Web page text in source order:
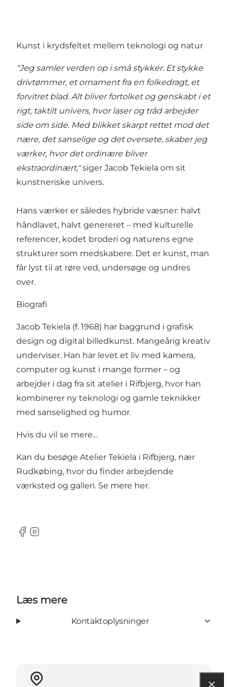
Kunst i krydsfeltet mellem teknologi og natur
"Jeg samler verden op i små stykker. Et stykke
drivtømmer, et ornament fra en folkedragt, et
forvitret blad. Alt bliver fortolket og genskabt i et
rigt, taktilt univers, hvor laser og tråd arbejder
side om side. Med blikket skarpt rettet mod det
nære, det sanselige og det oversete, skaber jeg
værker, hvor det ordinære bliver
ekstraordinært,"siger Jacob Tekiela om sit
kunstneriske univers.
Hans værker er således hybride væsner: halvt
håndlavet, halvt genereret – med kulturelle
referencer, kodet broderi og naturens egne
strukturer som medskabere. Det er kunst, man
får lyst til at røre ved, undersøge og undres
over.
Biografi
Jacob Tekiela (f. 1968) har baggrund i grafisk
design og digital billedkunst. Mangeårig kreativ
underviser. Han har levet et liv med kamera,
computer og kunst i mange former – og
arbejder i dag fra sit atelier i Rifbjerg, hvor han
kombinerer ny teknologi og gamle teknikker
med sanselighed og humor.
Hvis du vil se mere…
Kan du besøge Atelier Tekiela i Rifbjerg, nær
Rudkøbing, hvor du finder arbejdende
værksted og galleri. Se mere her.
Facebook
Instagram
Læs mere
Kontaktoplysninger